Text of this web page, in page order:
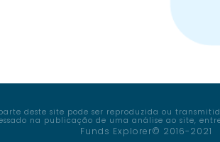
deste site pode ser reproduzida ou
na publicação de uma análise ao site,
Funds Explorer© 2016-2021